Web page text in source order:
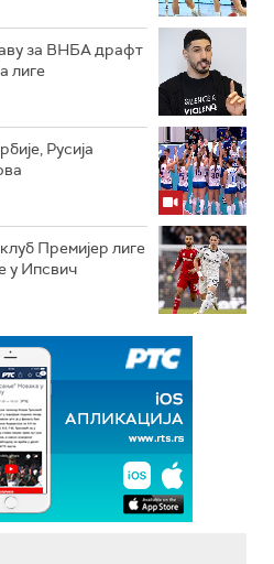
за ВНБА драфт
лиге
Русија
Премијер лиге
у Ипсвич